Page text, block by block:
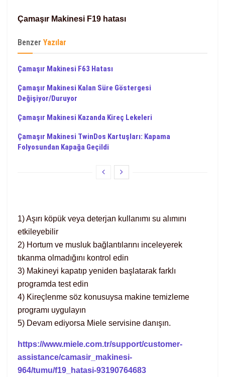
Çamaşır Makinesi F19 hatası
Benzer Yazılar
Çamaşır Makinesi F63 Hatası
Çamaşır Makinesi Kalan Süre Göstergesi
Değişiyor/Duruyor
Çamaşır Makinesi Kazanda Kireç Lekeleri
Çamaşır Makinesi TwinDos Kartuşları: Kapama
Folyosundan Kapağa Geçildi
1) Aşırı köpük veya deterjan kullanımı su alımını
etkileyebilir
2) Hortum ve musluk bağlantılarını inceleyerek
tıkanma olmadığını kontrol edin
3) Makineyi kapatıp yeniden başlatarak farklı
programda test edin
4) Kireçlenme söz konusuysa makine temizleme
programı uygulayın
5) Devam ediyorsa Miele servisine danışın.
https://www.miele.com.tr/support/customer-
assistance/camasir_makinesi-
964/tumu/f19_hatasi-93190764683